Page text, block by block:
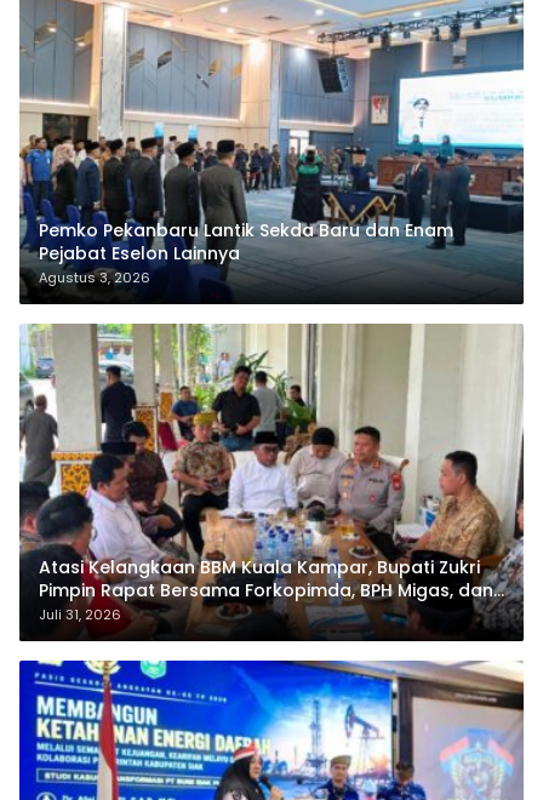
Pemko Pekanbaru Lantik Sekda Baru dan Enam
Pejabat Eselon Lainnya
Agustus 3, 2026
Atasi Kelangkaan BBM Kuala Kampar, Bupati Zukri
Pimpin Rapat Bersama Forkopimda, BPH Migas, dan
Pertamina
Juli 31, 2026